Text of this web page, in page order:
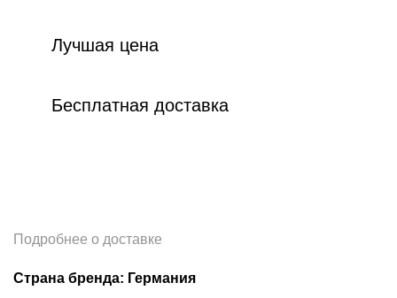
Лучшая цена
Бесплатная доставка
Подробнее о доставке
Страна бренда: Германия